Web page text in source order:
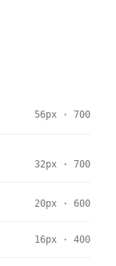
56px · 700
32px · 700
20px · 600
16px · 400